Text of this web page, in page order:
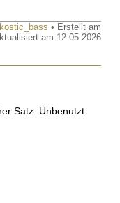
• Erstellt am
am 12.05.2026
Satz. Unbenutzt.